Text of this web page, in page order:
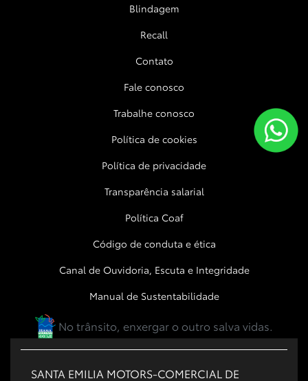
Blindagem
Recall
Contato
Fale conosco
Trabalhe conosco
Política de cookies
Política de privacidade
Transparência salarial
Política Coaf
Código de conduta e ética
Canal de Ouvidoria, Escuta e Integridade
Manual de Sustentabilidade
No trânsito, enxergar o outro salva vidas.
SANTA EMILIA MOTORS-COMERCIAL DE